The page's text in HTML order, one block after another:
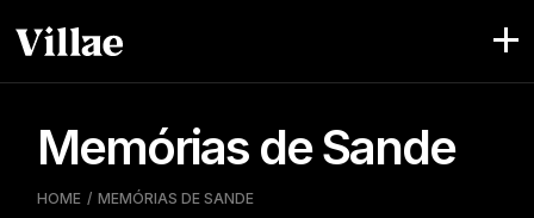
to
the
Memórias de Sande
HOME MEMÓRIAS DE SANDE